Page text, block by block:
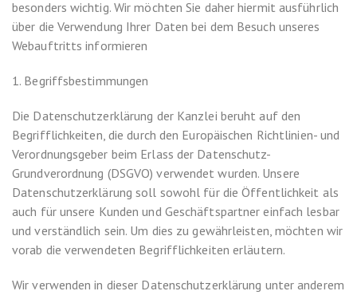
besonders wichtig. Wir möchten Sie daher hiermit ausführlich
über die Verwendung Ihrer Daten bei dem Besuch unseres
Webauftritts informieren
1. Begriffsbestimmungen
Die Datenschutzerklärung der Kanzlei beruht auf den
Begrifflichkeiten, die durch den Europäischen Richtlinien- und
Verordnungsgeber beim Erlass der Datenschutz-
Grundverordnung (DSGVO) verwendet wurden. Unsere
Datenschutzerklärung soll sowohl für die Öffentlichkeit als
auch für unsere Kunden und Geschäftspartner einfach lesbar
und verständlich sein. Um dies zu gewährleisten, möchten wir
vorab die verwendeten Begrifflichkeiten erläutern.
Wir verwenden in dieser Datenschutzerklärung unter anderem